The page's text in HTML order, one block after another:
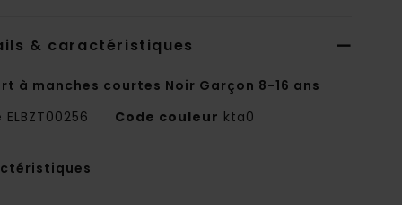
& caractéristiques
à manches courtes Noir Garçon 8-16 ans
ELBZT00256 Code couleur kta0